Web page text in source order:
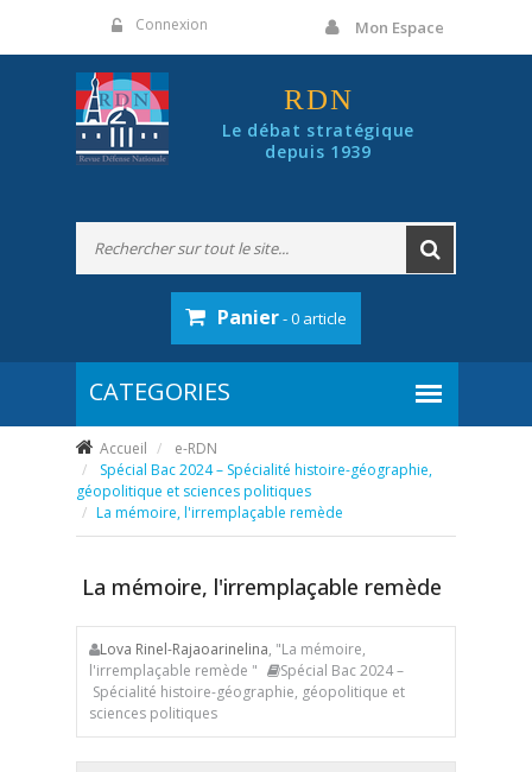
Connexion Mon Espace
RDN
Le débat stratégique
depuis 1939
Panier- 0 article
Accueil
e-RDN
Spécial Bac 2024 – Spécialité histoire-géographie,
géopolitique et sciences politiques
La mémoire, l'irremplaçable remède
La mémoire, l'irremplaçable remède
Lova Rinel-Rajaoarinelina, "La mémoire,
l'irremplaçable remède "
Spécial Bac 2024 –
Spécialité histoire-géographie, géopolitique et
sciences politiques